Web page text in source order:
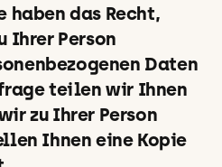
haben das Recht,
Ihrer Person
Daten
teilen wir Ihnen
zu Ihrer Person
Ihnen eine Kopie